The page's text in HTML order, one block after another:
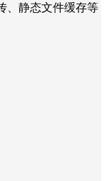
、静态文件缓存等